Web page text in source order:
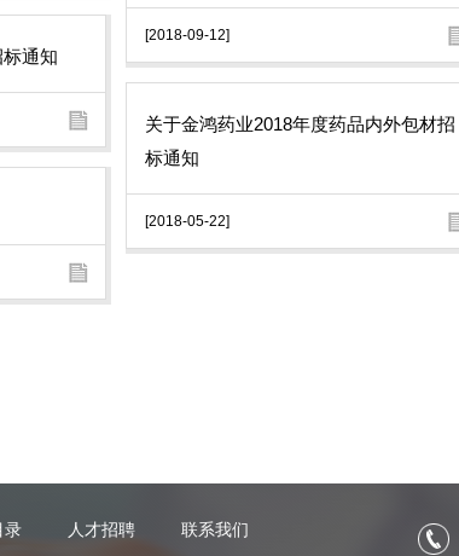
[2018-09-12]
通知
关于金鸿药业2018年度药品内外包材招
标通知
[2018-05-22]
录 人才招聘 联系我们